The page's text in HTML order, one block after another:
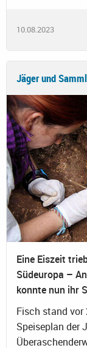
10.08.2023
Jäger und
Eine Eiszeit
Südeuropa –
konnte nun ihr
Fisch stand
Speiseplan der